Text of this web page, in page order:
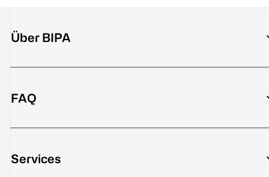
Über BIPA
FAQ
Services